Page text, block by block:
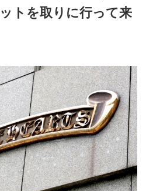
トを取りに行って来